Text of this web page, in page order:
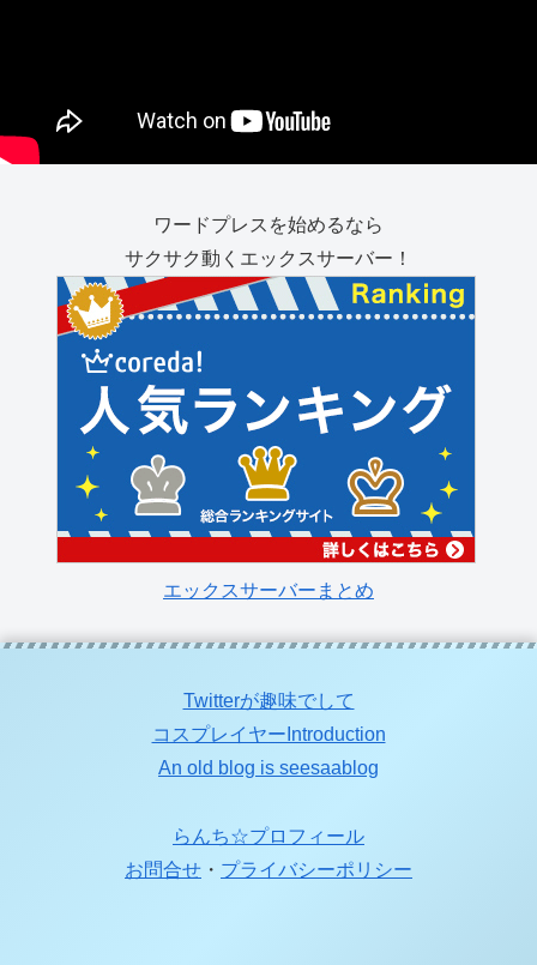
ワードプレスを始めるなら
サクサク動くエックスサーバー！
エックスサーバーまとめ
Twitterが趣味でして
コスプレイヤーIntroduction
An old blog is seesaablog
らんち☆プロフィール
お問合せ ・ プライバシーポリシー